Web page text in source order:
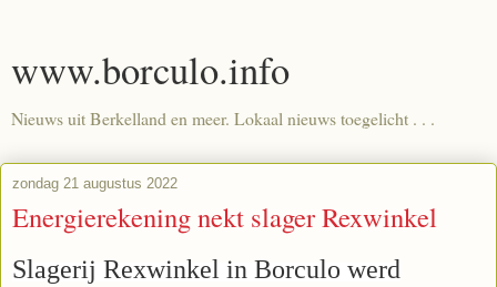
www.borculo.info
Nieuws uit Berkelland en meer. Lokaal nieuws toegelicht . . .
zondag 21 augustus 2022
Energierekening nekt slager Rexwinkel
Slagerij Rexwinkel in Borculo werd